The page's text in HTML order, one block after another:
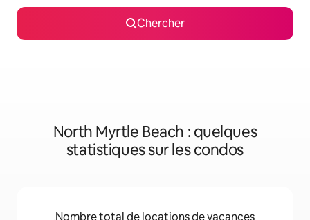
Chercher
North Myrtle Beach : quelques
statistiques sur les condos
Nombre total de locations de vacances